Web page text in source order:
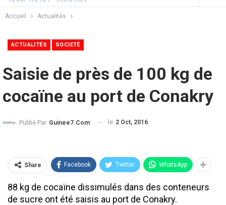
Accueil Actualités
ACTUALITÉS SOCIETÉ
Saisie de près de 100 kg de
cocaïne au port de Conakry
Publié Par Guinee7.com le 2 Oct, 2016
Share Facebook Twitter WhatsApp
88 kg de cocaïne dissimulés dans des conteneurs
de sucre ont été saisis au port de Conakry.